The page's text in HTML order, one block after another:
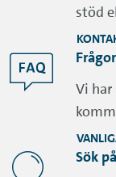
stöd
Vi
Sök